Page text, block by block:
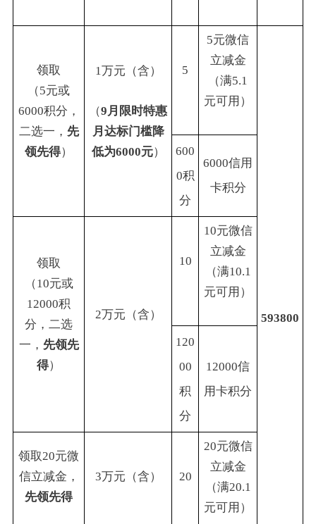
领取
（5元或
6000积分，
二选一， 先
领先得）
1万元（含）
（9月限时特惠
月达标门槛降
低为6000元）
5
5元微信
立减金
（满5.1
元可用）
593800
600
0积
分
6000信用
卡积分
领取
（10元或
12000积
分，二选
一， 先领先
得）
2万元（含）
10
10元微信
立减金
（满10.1
元可用）
120
00
积
分
12000信
用卡积分
领取20元微
信立减金，
先领先得
3万元（含） 20
20元微信
立减金
（满20.1
元可用）